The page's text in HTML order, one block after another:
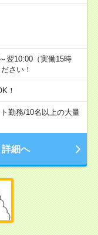
翌10:00（実働15時
さい！
！
勤務/10名以上の大量
詳細へ